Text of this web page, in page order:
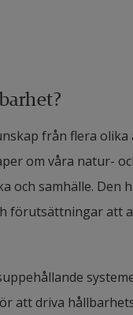
från flera
om våra natur-
och samhälle. Den
förutsättningar att
att driva